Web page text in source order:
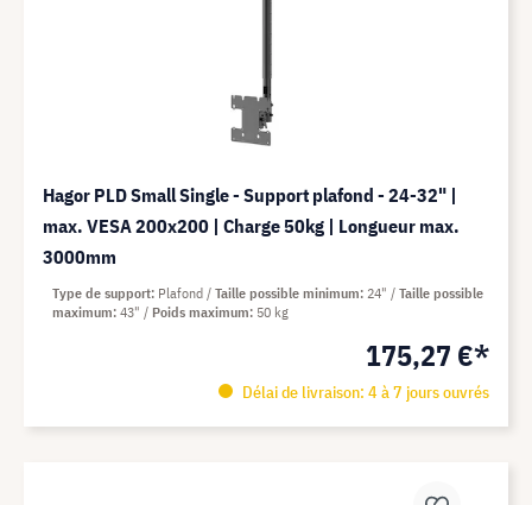
Hagor PLD Small Single - Support plafond - 24-32" |
max. VESA 200x200 | Charge 50kg | Longueur max.
3000mm
175,27 €*
Délai de livraison: 4 à 7 jours ouvrés
Type de support Plafond Taille possible minimum 24"
Taille possible
maximum 43" Poids maximum 50 kg